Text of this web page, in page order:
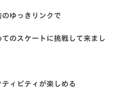
ゆっきリンクで
のスケートに挑戦して来まし
ィビティが楽しめる